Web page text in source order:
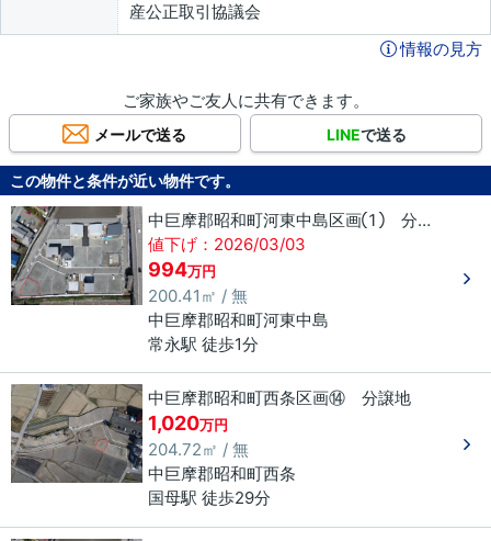
産公正取引協議会
情報の見方
ご家族やご友人に共有できます。
メールで送る LINEで送る
この物件と条件が近い物件です。
中巨摩郡昭和町河東中島区画① 分譲地
値下げ：2026/03/03
994万円
200.41㎡ / 無
中巨摩郡昭和町河東中島
常永駅 徒歩1分
中巨摩郡昭和町西条区画⑭ 分譲地
1,020万円
204.72㎡ / 無
中巨摩郡昭和町西条
国母駅 徒歩29分